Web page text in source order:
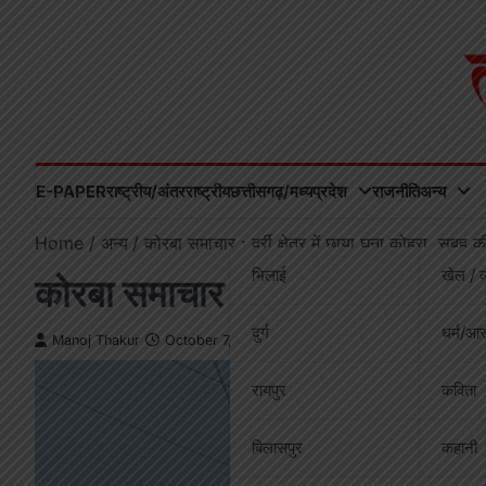
E-PAPERराष्ट्रीय/अंतरराष्ट्रीयछत्तीसगढ़/मध्यप्रदेश
भिलाई
दुर्ग
रायपुर
बिलासपुर
राजनीतिअन्य
खेल /
धर्म/
कविता
कहानी
Home अन्य कोरबा समाचार : दर्री क्षेत्र में छाया घना कोहरा, सुबह
कोरबा समाचार : दर्री क्षेत्र में
Manoj Thakur October 7, 2025